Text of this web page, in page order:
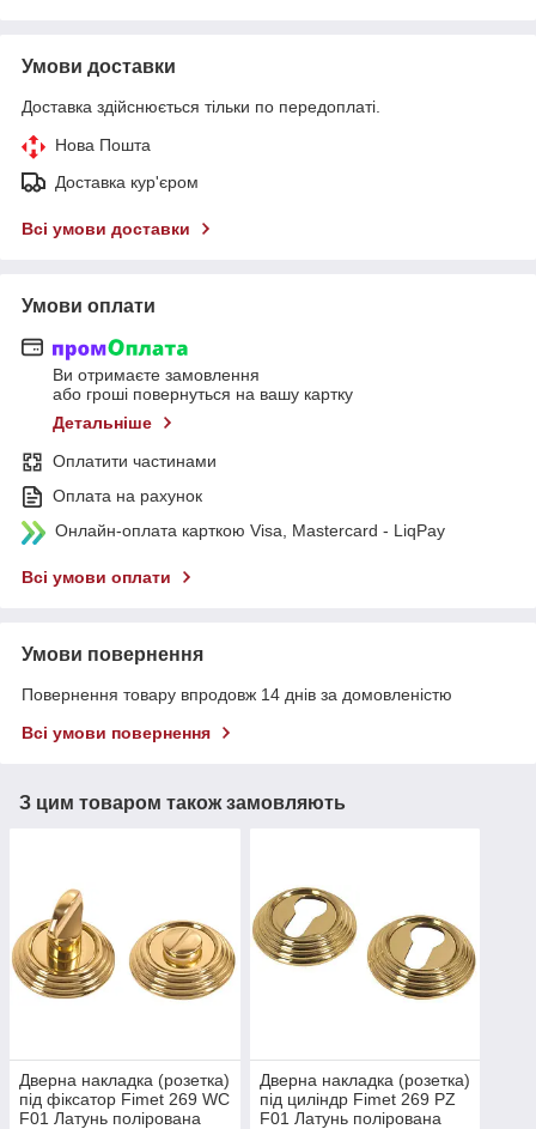
Умови доставки
Доставка здійснюється тільки по передоплаті.
Нова Пошта
Доставка кур'єром
Всі умови доставки
Умови оплати
Ви отримаєте замовлення
або гроші повернуться на вашу картку
Детальніше
Оплатити частинами
Оплата на рахунок
Онлайн-оплата карткою Visa, Mastercard - LiqPay
Всі умови оплати
Умови повернення
Повернення товару впродовж 14 днів за домовленістю
Всі умови повернення
З цим товаром також замовляють
Дверна накладка (розетка)
під фіксатор Fimet 269 WC
F01 Латунь полірована
Дверна накладка (розетка)
під циліндр Fimet 269 PZ
F01 Латунь полірована